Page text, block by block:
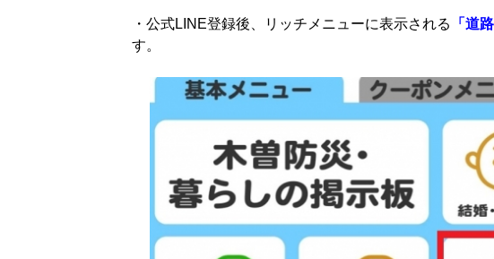
・公式LINE登録後、リッチメニューに表示される
「道
す。